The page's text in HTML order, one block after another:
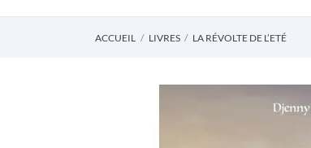
ACCUEIL LIVRES LA RÉVOLTE DE L’ETÉ